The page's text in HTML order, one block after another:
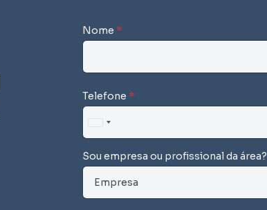
Nome *
Telefone *
n
i
Sou empresa ou profissional da área?